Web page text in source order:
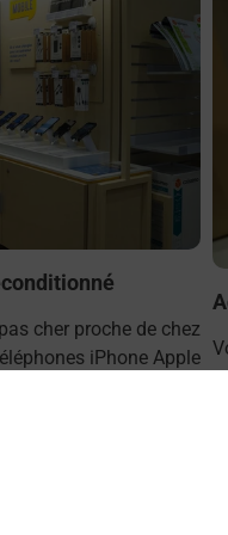
cher proche de chez
iPhone Apple